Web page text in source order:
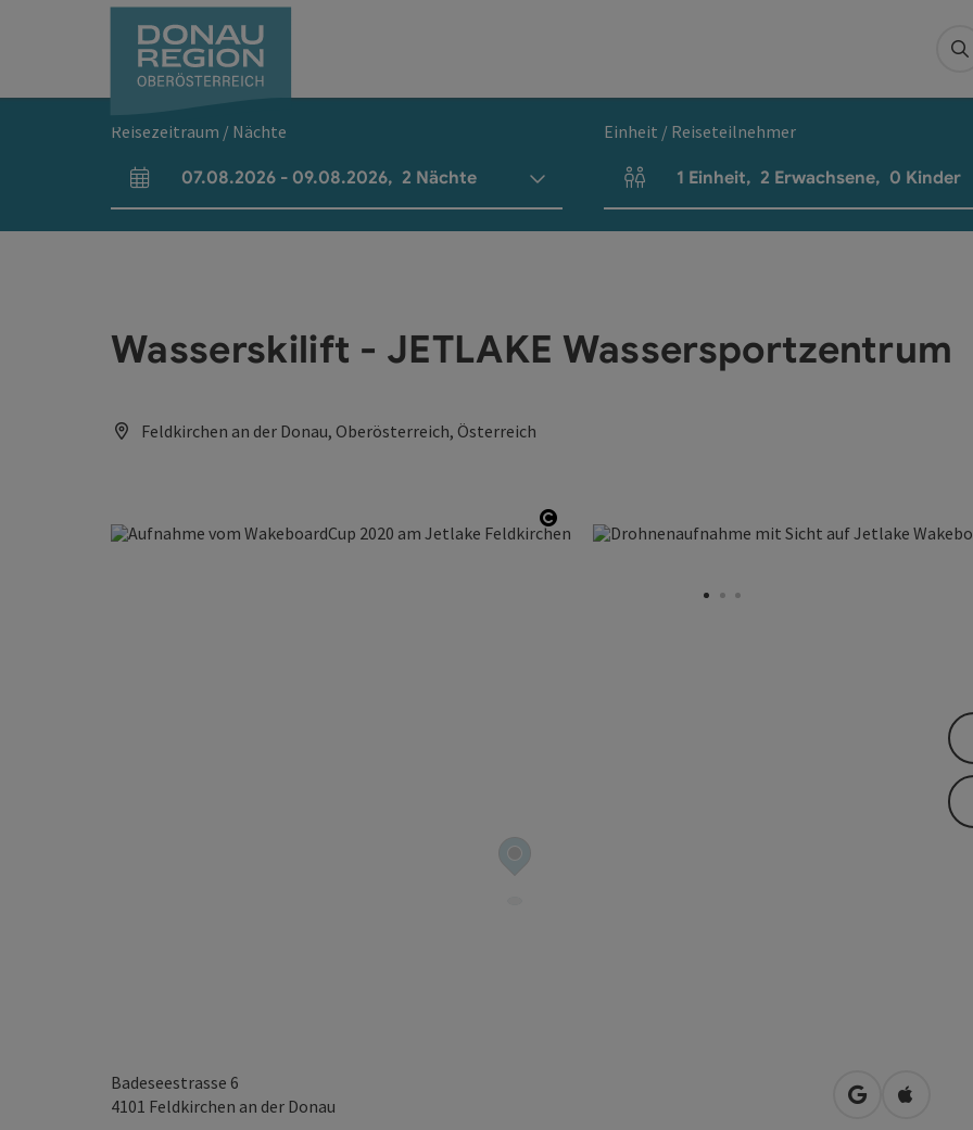
Reisezeitraum / Nächte
An- und Abreisefelder
07.08.2026 - 09.08.2026, 2 Nächte
Einheit / Reiseteilnehmer
Einheitenanzahl und Personenfelder
1 Einheit, 2 Erwachsene, 0 Kinder
Wasserskilift - JETLAKE Wassersportzentrum
Feldkirchen an der Donau, Oberösterreich, Österreich
Copyright öffnen
Badeseestrasse 6
4101 Feldkirchen an der Donau in Googlein Apple